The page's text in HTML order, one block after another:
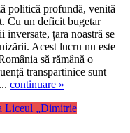
politică profundă, venită
Cu un deficit bugetar
țara noastră se
Acest lucru nu este
să rămână o
transpartinice sunt
continuare »
Liceul „Dimitrie